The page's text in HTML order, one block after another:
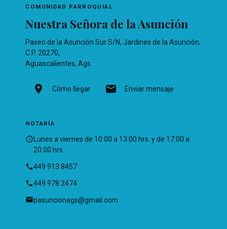
COMUNIDAD PARROQUIAL
Nuestra Señora de la Asunción
Paseo de la Asunción Sur S/N, Jardines de la Asunción,
C.P. 20270,
Aguascalientes, Ags.
location_on Cómo llegar mail Enviar mensaje
NOTARÍA
scheduleLunes a viernes de 10:00 a 13:00 hrs. y de 17:00 a
20:00 hrs.
call449 913 8457
call449 978 2474
emailpasuncionags@gmail.com